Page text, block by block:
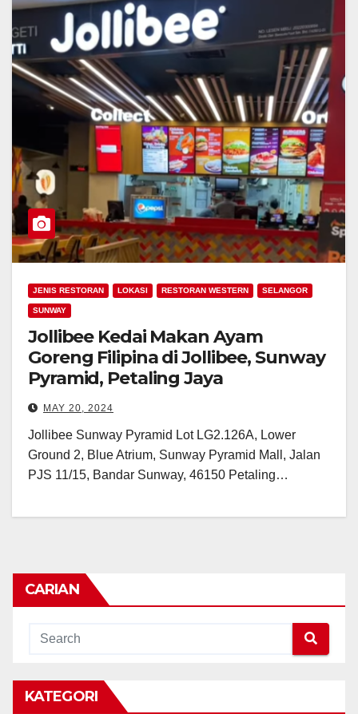
JENIS RESTORAN LOKASI RESTORAN WESTERN SELANGOR
SUNWAY
Jollibee Kedai Makan Ayam
Goreng Filipina di Jollibee, Sunway
Pyramid, Petaling Jaya
MAY 20, 2024
Jollibee Sunway Pyramid Lot LG2.126A, Lower
Ground 2, Blue Atrium, Sunway Pyramid Mall, Jalan
PJS 11/15, Bandar Sunway, 46150 Petaling…
CARIAN
KATEGORI